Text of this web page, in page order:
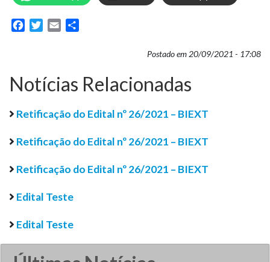
FacebookTwitter
Email
Postado em 20/09/2021 - 17:08
Notícias Relacionadas
Retificação do Edital nº 26/2021 – BIEXT
Retificação do Edital nº 26/2021 – BIEXT
Retificação do Edital nº 26/2021 – BIEXT
Edital Teste
Edital Teste